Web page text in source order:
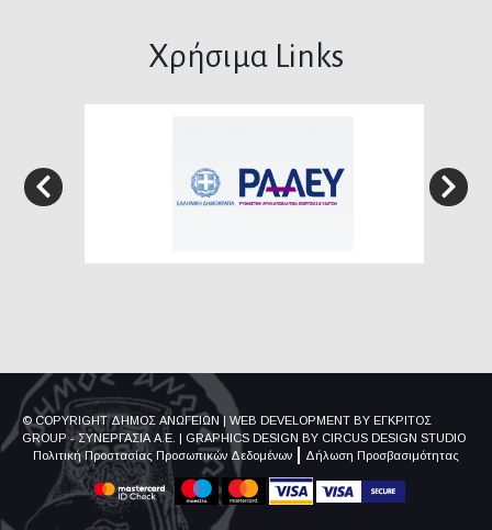
Χρήσιμα Links
© COPYRIGHT ΔΗΜΟΣ ΑΝΩΓΕΙΩΝ | WEB DEVELOPMENT BY ΕΓΚΡΙΤΟΣ
GROUP - ΣΥΝΕΡΓΑΣΙΑ Α.Ε. | GRAPHICS DESIGN BY CIRCUS DESIGN STUDIO
Πολιτική Προστασίας Προσωπικών Δεδομένων
Δήλωση Προσβασιμότητας